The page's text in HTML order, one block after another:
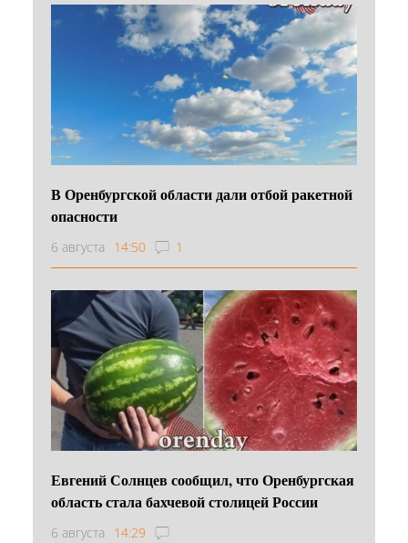
В Оренбургской области дали отбой ракетной
опасности
6 августа 14:50 1
Евгений Солнцев сообщил, что Оренбургская
область стала бахчевой столицей России
6 августа 14:29